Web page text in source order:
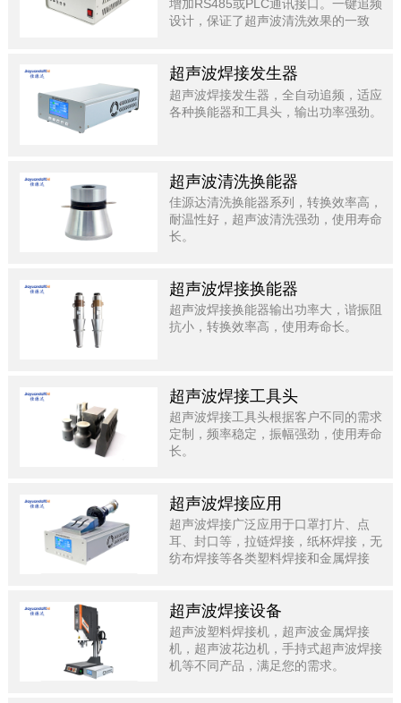
增加RS485或PLC通讯接口。一键追频
设计，保证了超声波清洗效果的一致
超声波焊接发生器
超声波焊接发生器，全自动追频，适应
各种换能器和工具头，输出功率强劲。
超声波清洗换能器
佳源达清洗换能器系列，转换效率高，
耐温性好，超声波清洗强劲，使用寿命
长。
超声波焊接换能器
超声波焊接换能器输出功率大，谐振阻
抗小，转换效率高，使用寿命长。
超声波焊接工具头
超声波焊接工具头根据客户不同的需求
定制，频率稳定，振幅强劲，使用寿命
长。
超声波焊接应用
超声波焊接广泛应用于口罩打片、点
耳、封口等，拉链焊接，纸杯焊接，无
纺布焊接等各类塑料焊接和金属焊接
超声波焊接设备
超声波塑料焊接机，超声波金属焊接
机，超声波花边机，手持式超声波焊接
机等不同产品，满足您的需求。